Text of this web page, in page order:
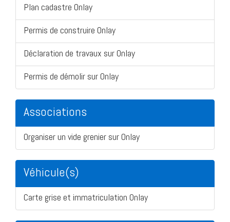
Plan cadastre Onlay
Permis de construire Onlay
Déclaration de travaux sur Onlay
Permis de démolir sur Onlay
Associations
Organiser un vide grenier sur Onlay
Véhicule(s)
Carte grise et immatriculation Onlay